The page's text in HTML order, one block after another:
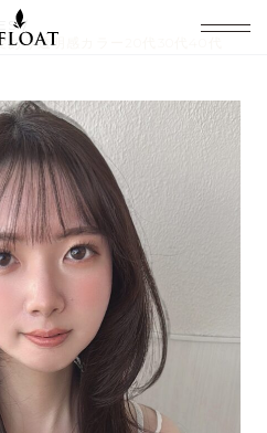
あり透明感カラー20代30代40代